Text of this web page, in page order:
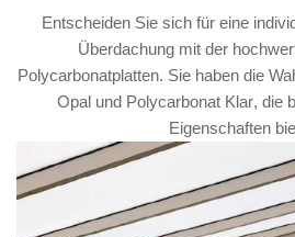
Entscheiden Sie sich für eine
Überdachung mit der
Polycarbonatplatten. Sie haben die
Opal und Polycarbonat Klar, die
Eigenschaften